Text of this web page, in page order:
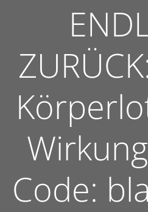
Code: